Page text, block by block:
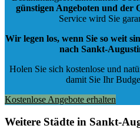
günstigen Angeboten und der
Service wird Sie
Wir legen los, wenn Sie so weit
nach Sankt-
Holen Sie sich kostenlose und
damit Sie Ihr
Kostenlose Angebote erhalten
Weitere Städte in Sankt-